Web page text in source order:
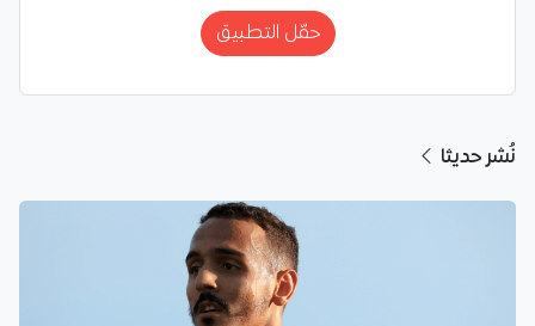
حمّل التطبيق
نُشر حديثا